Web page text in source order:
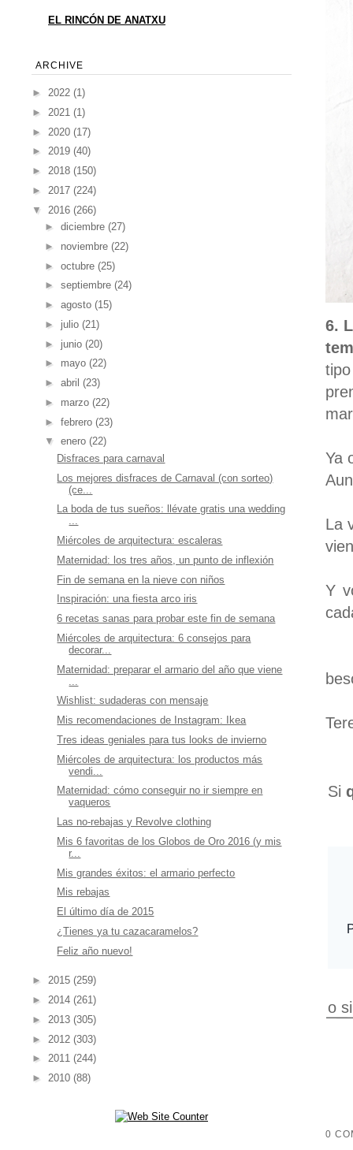
6.
Ya
La
Y
Si
o
0
EL RINCÓN DE ANATXU
ARCHIVE
► 2022 (1)
► 2021 (1)
► 2020 (17)
► 2019 (40)
► 2018 (150)
► 2017 (224)
▼ 2016 (266)
► diciembre (27)
► noviembre (22)
► octubre (25)
► septiembre (24)
► agosto (15)
► julio (21)
► junio (20)
► mayo (22)
► abril (23)
► marzo (22)
► febrero (23)
▼ enero (22)
Disfraces para carnaval
Los mejores disfraces de Carnaval (con sorteo)
(ce...
La boda de tus sueños: llévate gratis una wedding
...
Miércoles de arquitectura: escaleras
Maternidad: los tres años, un punto de inflexión
Fin de semana en la nieve con niños
Inspiración: una fiesta arco iris
6 recetas sanas para probar este fin de semana
Miércoles de arquitectura: 6 consejos para
decorar...
Maternidad: preparar el armario del año que viene
Wishlist: sudaderas con mensaje
Mis recomendaciones de Instagram: Ikea
Tres ideas geniales para tus looks de invierno
Miércoles de arquitectura: los productos más
vendi...
Maternidad: cómo conseguir no ir siempre en
vaqueros
Las no-rebajas y Revolve clothing
Mis 6 favoritas de los Globos de Oro 2016 (y mis
r...
Mis grandes éxitos: el armario perfecto
Mis rebajas
El último día de 2015
¿Tienes ya tu cazacaramelos?
Feliz año nuevo!
► 2015 (259)
► 2014 (261)
► 2013 (305)
► 2012 (303)
► 2011 (244)
► 2010 (88)